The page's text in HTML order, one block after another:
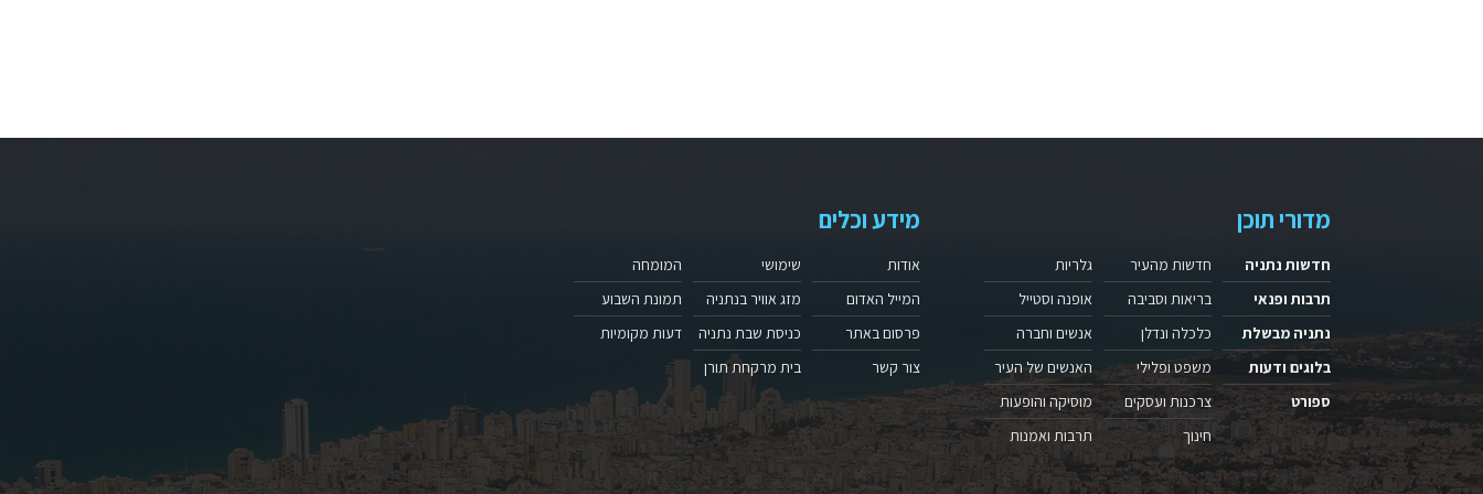
מדורי תוכן
חדשות נתניה
תרבות ופנאי
נתניה מבשלת
בלוגים ודעות
ספורט
חדשות מהעיר
בריאות וסביבה
כלכלה ונדלן
משפט ופלילי
צרכנות ועסקים
חינוך
גלריות
אופנה וסטייל
אנשים וחברה
האנשים של העיר
מוסיקה והופעות
תרבות ואמנות
מידע וכלים
אודות
המייל האדום
פרסום באתר
צור קשר
שימושי
מזג אוויר בנתניה
כניסת שבת נתניה
בית מרקחת תורן
המומחה
תמונת השבוע
דעות מקומיות